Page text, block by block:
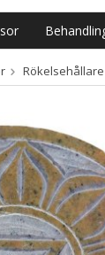
Rökelsehållare